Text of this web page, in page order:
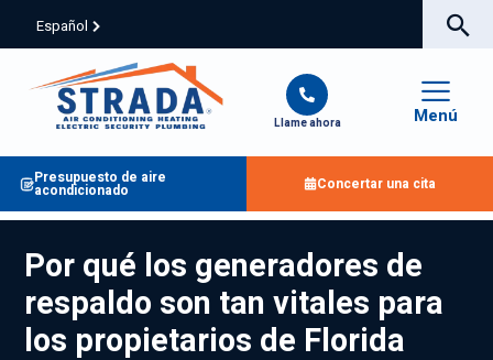
Español
Llame ahora Menú
Presupuesto de aire
acondicionado Concertar una cita
Por qué los generadores de
respaldo son tan vitales para
los propietarios de Florida